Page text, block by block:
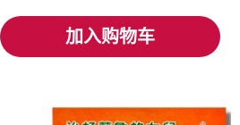
加入购物车
加入购物车